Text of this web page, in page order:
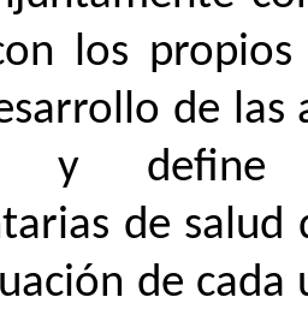
los
de las
y
de
de